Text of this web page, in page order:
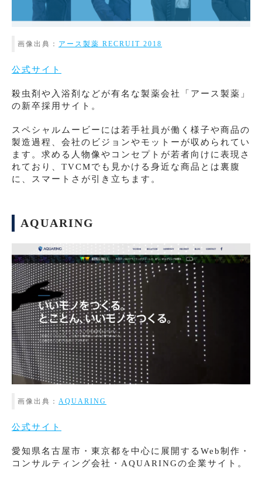
画像出典： アース製薬 RECRUIT 2018
公式サイト
殺虫剤や入浴剤などが有名な製薬会社「アース製薬」
の新卒採用サイト。
スペシャルムービーには若手社員が働く様子や商品の
製造過程、会社のビジョンやモットーが収められてい
ます。求める人物像やコンセプトが若者向けに表現さ
れており、TVCMでも見かける身近な商品とは裏腹
に、スマートさが引き立ちます。
AQUARING
画像出典： AQUARING
公式サイト
愛知県名古屋市・東京都を中心に展開するWeb制作・
コンサルティング会社・AQUARINGの企業サイト。